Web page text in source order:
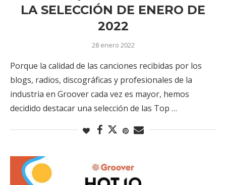
LA SELECCIÓN DE ENERO DE
2022
28 enero 2022
Porque la calidad de las canciones recibidas por los
blogs, radios, discográficas y profesionales de la
industria en Groover cada vez es mayor, hemos
decidido destacar una selección de las Top …